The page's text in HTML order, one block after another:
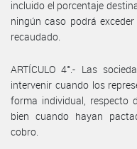
incluido el porcentaje
ningún caso podrá exceder
recaudado.
ARTÍCULO 4°.- Las
intervenir cuando los
forma individual, respecto
bien cuando hayan
cobro.